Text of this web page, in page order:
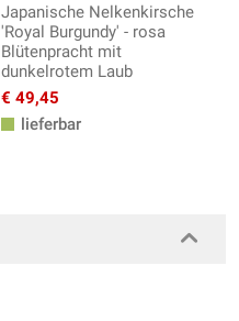
Japanische Nelkenkirsche
'Royal Burgundy' - rosa
Blütenpracht mit
dunkelrotem Laub
€ 49,45
lieferbar